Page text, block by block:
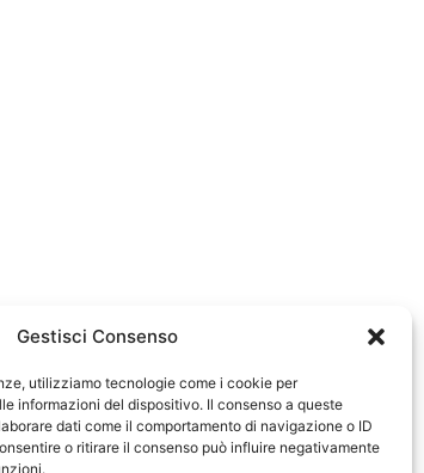
Gestisci Consenso
utilizziamo tecnologie come i cookie per
informazioni del dispositivo. Il consenso a queste
dati come il comportamento di navigazione o ID
o ritirare il consenso può influire negativamente